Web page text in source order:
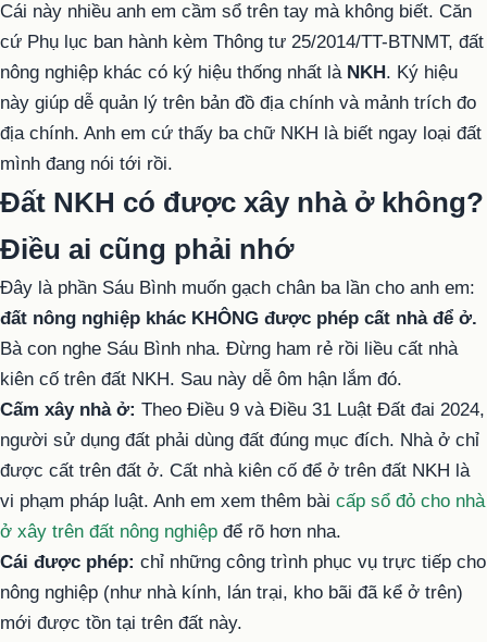
Cái này nhiều anh em cầm sổ trên tay mà không biết. Căn
cứ Phụ lục ban hành kèm Thông tư 25/2014/TT-BTNMT, đất
nông nghiệp khác có ký hiệu thống nhất là NKH. Ký hiệu
này giúp dễ quản lý trên bản đồ địa chính và mảnh trích đo
địa chính. Anh em cứ thấy ba chữ NKH là biết ngay loại đất
mình đang nói tới rồi.
Đất NKH có được xây nhà ở không?
Điều ai cũng phải nhớ
Đây là phần Sáu Bình muốn gạch chân ba lần cho anh em:
đất nông nghiệp khác KHÔNG được phép cất nhà để ở.
Bà con nghe Sáu Bình nha. Đừng ham rẻ rồi liều cất nhà
kiên cố trên đất NKH. Sau này dễ ôm hận lắm đó.
Cấm xây nhà ở: Theo Điều 9 và Điều 31 Luật Đất đai 2024,
người sử dụng đất phải dùng đất đúng mục đích. Nhà ở chỉ
được cất trên đất ở. Cất nhà kiên cố để ở trên đất NKH là
vi phạm pháp luật. Anh em xem thêm bài cấp sổ đỏ cho nhà
ở xây trên đất nông nghiệp để rõ hơn nha.
Cái được phép: chỉ những công trình phục vụ trực tiếp cho
nông nghiệp (như nhà kính, lán trại, kho bãi đã kể ở trên)
mới được tồn tại trên đất này.